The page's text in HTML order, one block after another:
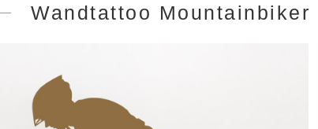
Wandtattoo Mountainbiker